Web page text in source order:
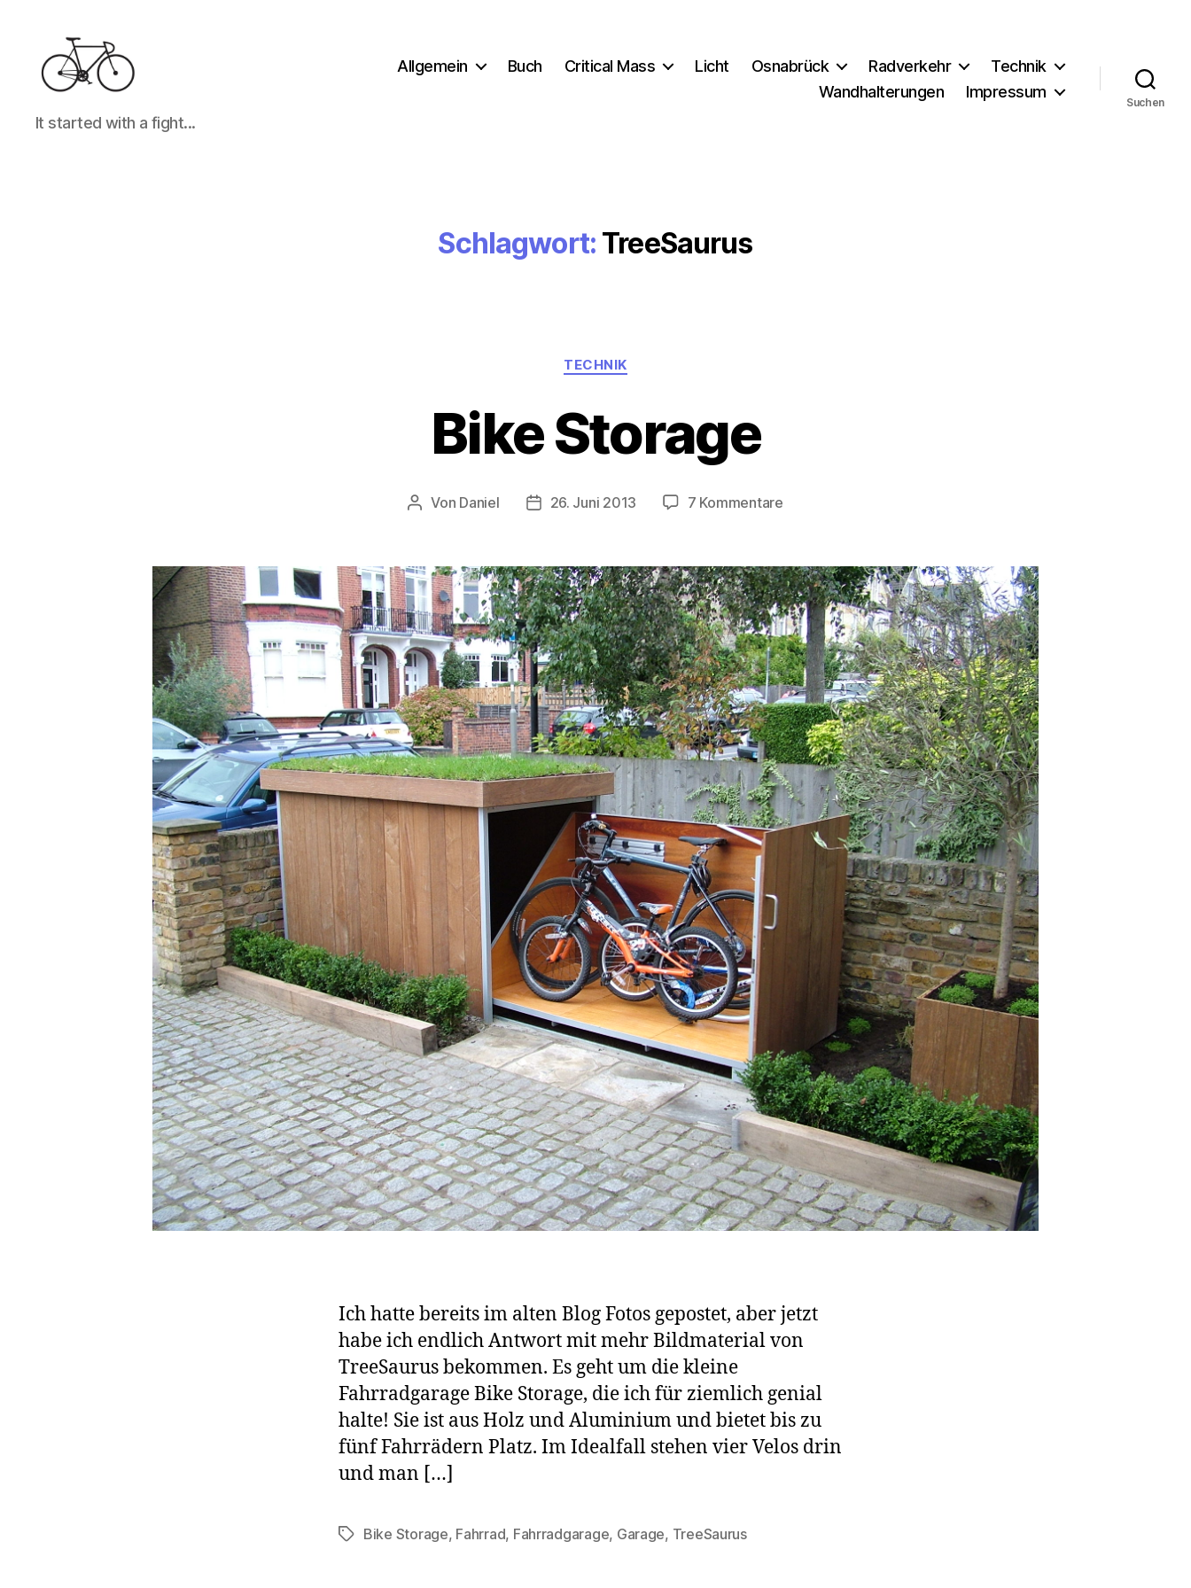
It
started
It started with a fight...
Allgemein Buch Critical Mass Licht Osnabrück Radverkehr
Technik
Wandhalterungen
Impressum
Suchen
Schlagwort: TreeSaurus
Kategorien
TECHNIK
Bike Storage
Beitragsautor
Von Daniel Beitragsdatum
26. Juni 2013 7 Kommentarezu
Ich hatte bereits im alten Blog Fotos gepostet, aber jetzt
habe ich endlich Antwort mit mehr Bildmaterial von
TreeSaurus bekommen. Es geht um die kleine
Fahrradgarage Bike Storage, die ich für ziemlich genial
halte! Sie ist aus Holz und Aluminium und bietet bis zu
fünf Fahrrädern Platz. Im Idealfall stehen vier Velos drin
und man […]
Schlagwörter
Bike Storage, Fahrrad, Fahrradgarage, Garage, TreeSaurus